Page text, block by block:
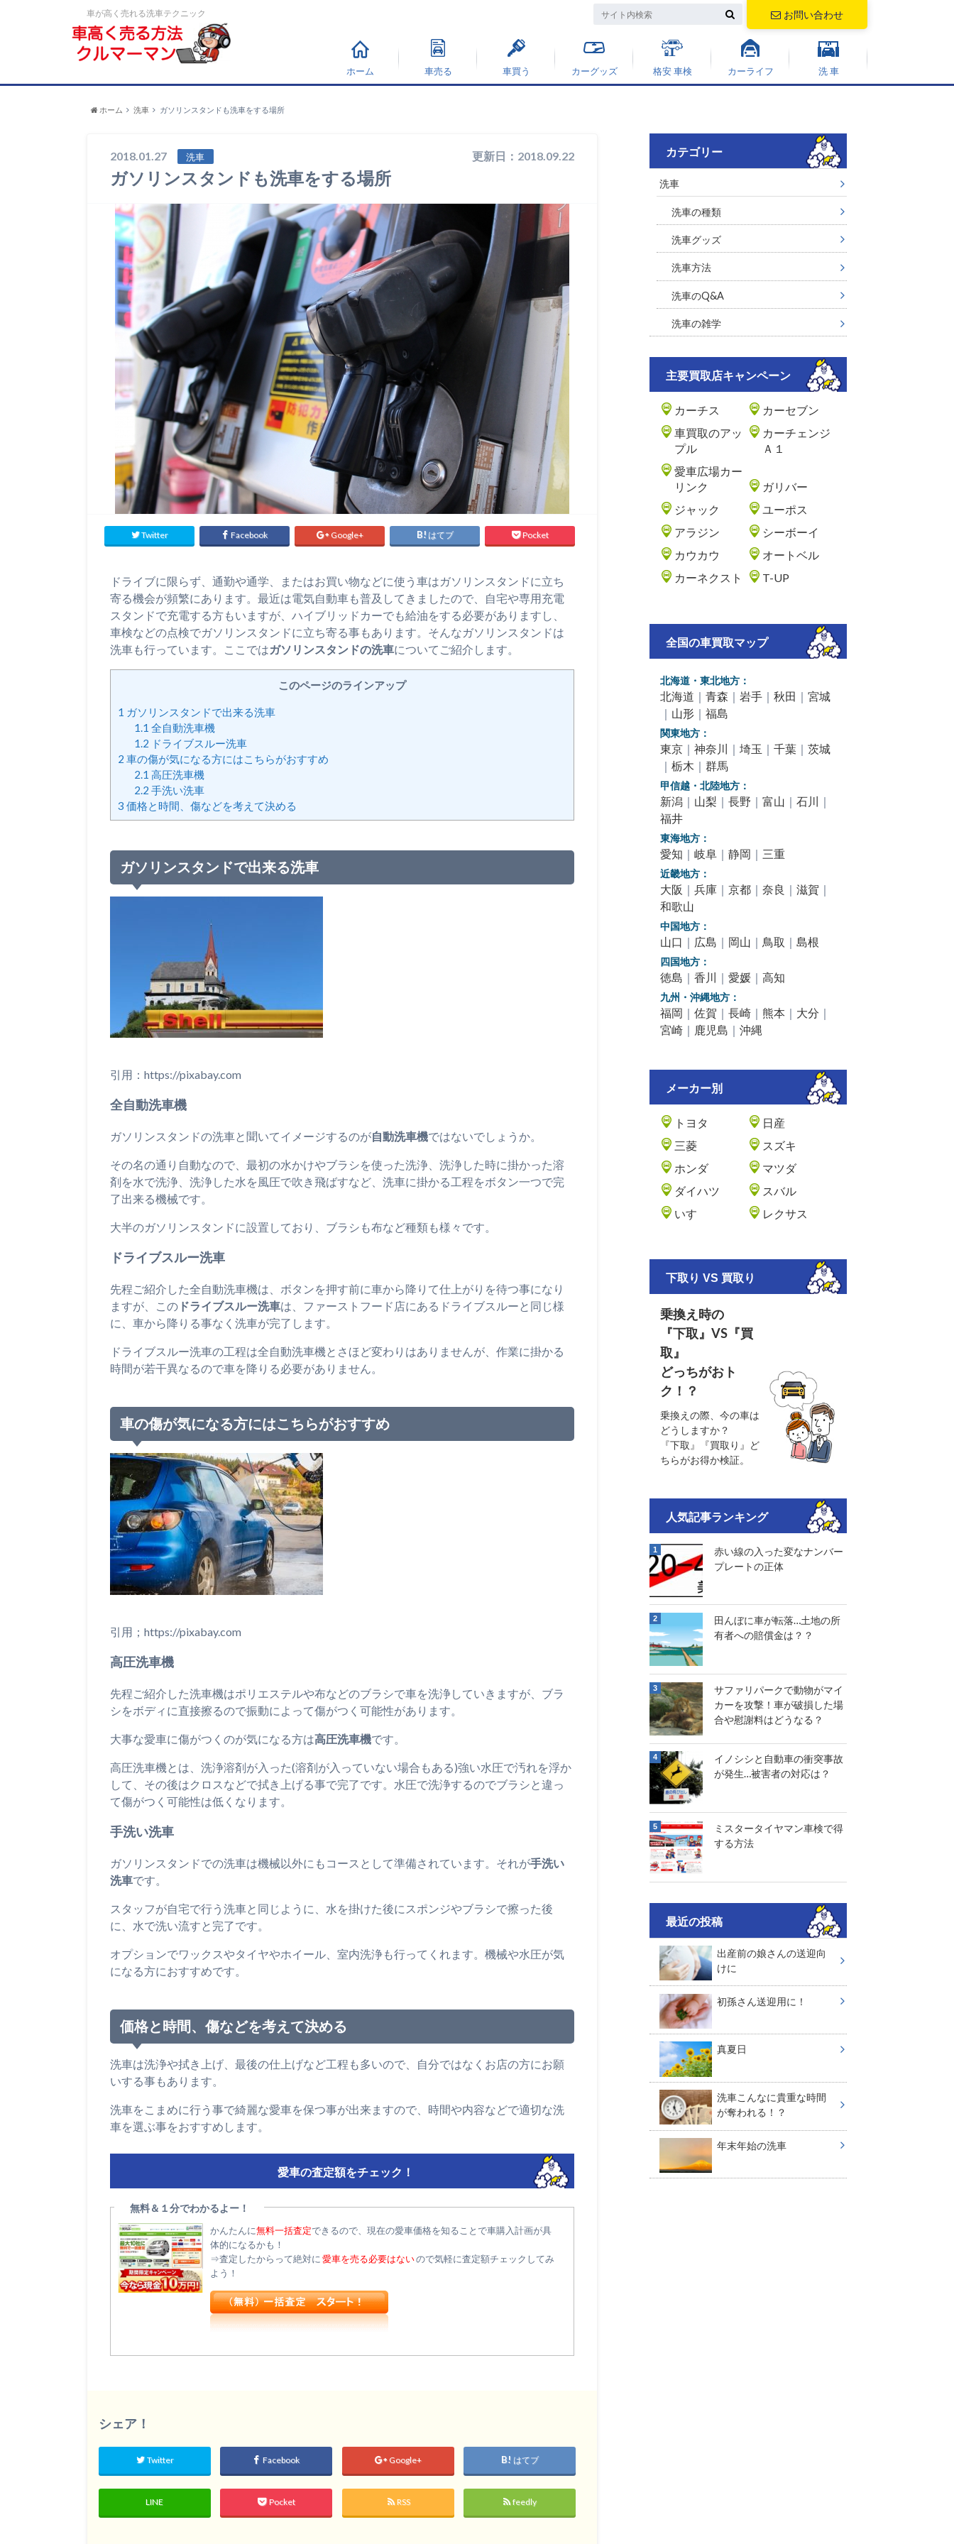
車が高く売れる洗車テクニック お問い合わせ
ホーム 車売る 車買う カーグッズ 格安 車検 カーライフ 洗 車
ホーム 洗車 ガソリンスタンドも洗車をする場所
2018.01.27 洗車 更新日：2018.09.22
ガソリンスタンドも洗車をする場所
Twitter Facebook Google+ はてブ Pocket
ドライブに限らず、通勤や通学、またはお買い物などに使う車はガソリンスタンドに立ち
寄る機会が頻繁にあります。最近は電気自動車も普及してきましたので、自宅や専用充電
スタンドで充電する方もいますが、ハイブリッドカーでも給油をする必要がありますし、
車検などの点検でガソリンスタンドに立ち寄る事もあります。そんなガソリンスタンドは
洗車も行っています。ここではガソリンスタンドの洗車についてご紹介します。
このページのラインアップ
1 ガソリンスタンドで出来る洗車
1.1 全自動洗車機
1.2 ドライブスルー洗車
2 車の傷が気になる方にはこちらがおすすめ
2.1 高圧洗車機
2.2 手洗い洗車
3 価格と時間、傷などを考えて決める
ガソリンスタンドで出来る洗車
引用：https://pixabay.com
全自動洗車機
ガソリンスタンドの洗車と聞いてイメージするのが自動洗車機ではないでしょうか。
その名の通り自動なので、最初の水かけやブラシを使った洗浄、洗浄した時に掛かった溶
剤を水で洗浄、洗浄した水を風圧で吹き飛ばすなど、洗車に掛かる工程をボタン一つで完
了出来る機械です。
大半のガソリンスタンドに設置しており、ブラシも布など種類も様々です。
ドライブスルー洗車
先程ご紹介した全自動洗車機は、ボタンを押す前に車から降りて仕上がりを待つ事になり
ますが、この ドライブスルー洗車は、ファーストフード店にあるドライブスルーと同じ様
に、車から降りる事なく洗車が完了します。
ドライブスルー洗車の工程は全自動洗車機とさほど変わりはありませんが、作業に掛かる
時間が若干異なるので車を降りる必要がありません。
車の傷が気になる方にはこちらがおすすめ
引用；https://pixabay.com
高圧洗車機
先程ご紹介した洗車機はポリエステルや布などのブラシで車を洗浄していきますが、ブラ
シをボディに直接擦るので振動によって傷がつく可能性があります。
大事な愛車に傷がつくのが気になる方は高圧洗車機です。
高圧洗車機とは、洗浄溶剤が入った(溶剤が入っていない場合もある)強い水圧で汚れを浮か
して、その後はクロスなどで拭き上げる事で完了です。水圧で洗浄するのでブラシと違っ
て傷がつく可能性は低くなります。
手洗い洗車
ガソリンスタンドでの洗車は機械以外にもコースとして準備されています。それが手洗い
洗車です。
スタッフが自宅で行う洗車と同じように、水を掛けた後にスポンジやブラシで擦った後
に、水で洗い流すと完了です。
オプションでワックスやタイヤやホイール、室内洗浄も行ってくれます。機械や水圧が気
になる方におすすめです。
価格と時間、傷などを考えて決める
洗車は洗浄や拭き上げ、最後の仕上げなど工程も多いので、自分ではなくお店の方にお願
いする事もあります。
洗車をこまめに行う事で綺麗な愛車を保つ事が出来ますので、時間や内容などで適切な洗
車を選ぶ事をおすすめします。
愛車の査定額をチェック！
無料＆１分でわかるよー！
かんたんに無料一括査定できるので、現在の愛車価格を知ることで車購入計画が具
体的になるかも！
⇒査定したからって絶対に 愛車を売る必要はないので気軽に査定額チェックしてみ
よう！
シェア！
Twitter Facebook Google+ はてブ
LINE Pocket RSS feedly
カテゴリー
洗車
洗車の種類
洗車グッズ
洗車方法
洗車のQ&A
洗車の雑学
主要買取店キャンペーン
カーチス
カーセブン
車買取のアッ
プル
カーチェンジ
Ａ１
愛車広場カー
リンク
ガリバー
ジャック
ユーポス
アラジン
シーボーイ
カウカウ
オートベル
カーネクスト
T-UP
全国の車買取マップ
北海道・東北地方：
北海道 ｜ 青森 ｜ 岩手｜ 秋田 ｜ 宮城
｜ 山形｜ 福島
関東地方：
東京｜ 神奈川 ｜ 埼玉 ｜ 千葉｜ 茨城
｜ 栃木 ｜ 群馬
甲信越・北陸地方：
新潟 ｜ 山梨 ｜ 長野 ｜ 富山 ｜ 石川 ｜
福井
東海地方：
愛知 ｜ 岐阜｜ 静岡 ｜ 三重
近畿地方：
大阪 ｜ 兵庫｜ 京都｜ 奈良 ｜ 滋賀 ｜
和歌山
中国地方：
山口 ｜ 広島 ｜ 岡山 ｜ 鳥取 ｜ 島根
四国地方：
徳島 ｜ 香川 ｜ 愛媛｜ 高知
九州・沖縄地方：
福岡 ｜ 佐賀 ｜ 長崎｜ 熊本 ｜ 大分 ｜
宮崎｜ 鹿児島 ｜ 沖縄
メーカー別
トヨタ
日産
三菱
スズキ
ホンダ
マツダ
ダイハツ
スバル
いすゞ
レクサス
下取り VS 買取り
乗換え時の
『下取』VS『買
取』
どっちがおト
ク！？
乗換えの際、今の車は
どうしますか？
『下取』『買取り』ど
ちらがお得か検証。
人気記事ランキング
赤い線の入った変なナンバー
プレートの正体
田んぼに車が転落…土地の所
有者への賠償金は？？
サファリパークで動物がマイ
カーを攻撃！車が破損した場
合や慰謝料はどうなる？
イノシシと自動車の衝突事故
が発生…被害者の対応は？
ミスタータイヤマン車検で得
する方法
最近の投稿
出産前の娘さんの送迎向
けに
初孫さん送迎用に！
真夏日
洗車こんなに貴重な時間
が奪われる！？
年末年始の洗車